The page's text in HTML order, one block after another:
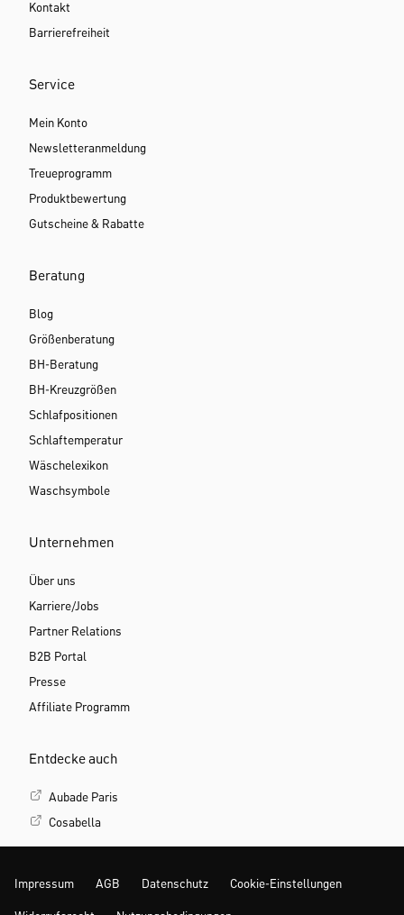
Kontakt
Barrierefreiheit
Service
Mein Konto
Newsletteranmeldung
Treueprogramm
Produktbewertung
Gutscheine & Rabatte
Beratung
Blog
Größenberatung
BH-Beratung
BH-Kreuzgrößen
Schlafpositionen
Schlaftemperatur
Wäschelexikon
Waschsymbole
Unternehmen
Über uns
Karriere/Jobs
Partner Relations
B2B Portal
Presse
Affiliate Programm
Entdecke auch
Aubade Paris
Cosabella
Impressum AGB Datenschutz Cookie-Einstellungen